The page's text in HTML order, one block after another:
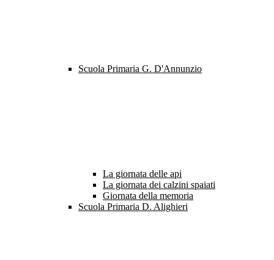
Scuola Primaria G. D'Annunzio
La giornata delle api
La giornata dei calzini spaiati
Giornata della memoria
Scuola Primaria D. Alighieri